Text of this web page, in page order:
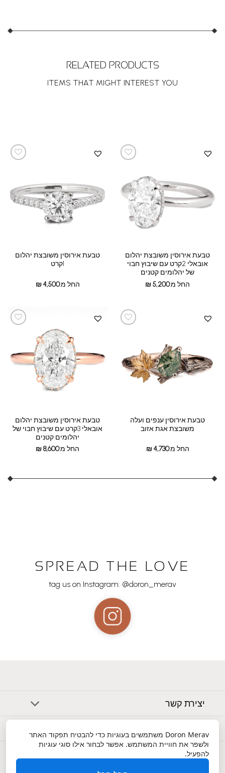
RELATED PRODUCTS
ITEMS THAT MIGHT INTEREST YOU
טבעת אירוסין משובצת יהלום
אובאלי 2קרט עם שיבוץ חבוי
של יהלומים קטנים
החל מ:
₪5,200
טבעת אירוסין משובצת יהלום
1קרט
החל מ: ₪4,500
טבעת אירוסין ענפים ועלה
משובצת אגת אזוב
החל מ: ₪4,730
טבעת אירוסין משובצת יהלום
אובאלי 3קרט עם שיבוץ חבוי של
יהלומים קטנים
החל מ:
₪8,600
SPREAD THE LOVE
tag us on Instagram: @doron_merav
יצירת קשר
שירות לקוחות
Doron Merav משתמשים בעוגיות כדי להבטיח תפקוד האתר
ולשפר את חוויית המשתמש. אפשר לבחור אילו סוגי עוגיות
להפעיל.